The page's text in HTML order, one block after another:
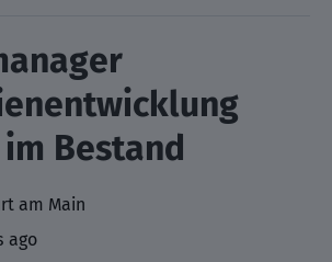
Bestand
am Main
ago